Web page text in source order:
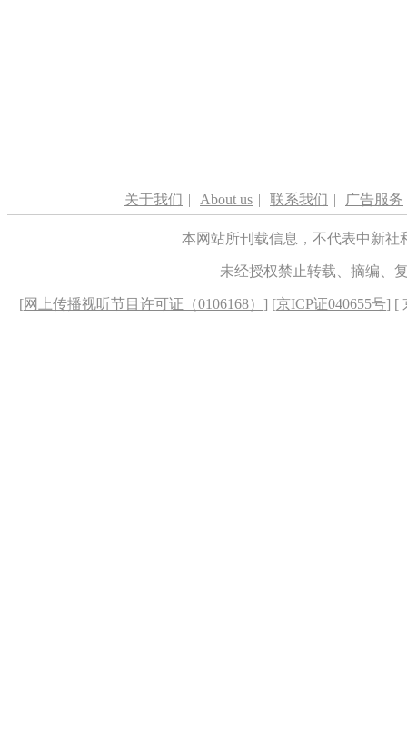
关于我们 | About us | 联系我们 | 广告服务
本网站所刊载信息，不代表中新
未经授权禁止转载、摘编、
[网上传播视听节目许可证（0106168） ] [京ICP证040655号] [